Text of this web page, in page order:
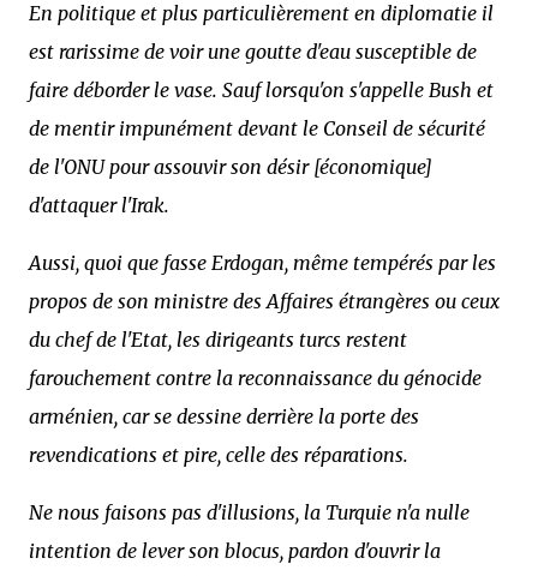
En politique et plus particulièrement en diplomatie il
est rarissime de voir une goutte d'eau susceptible de
faire déborder le vase. Sauf lorsqu'on s'appelle Bush et
de mentir impunément devant le Conseil de sécurité
de l'ONU pour assouvir son désir [économique]
d'attaquer l'Irak.
Aussi, quoi que fasse Erdogan, même tempérés par les
propos de son ministre des Affaires étrangères ou ceux
du chef de l'Etat, les dirigeants turcs restent
farouchement contre la reconnaissance du génocide
arménien, car se dessine derrière la porte des
revendications et pire, celle des réparations.
Ne nous faisons pas d'illusions, la Turquie n'a nulle
intention de lever son blocus, pardon d'ouvrir la